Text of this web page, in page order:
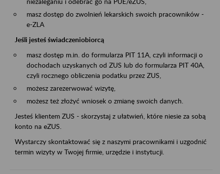
masz dostęp do zwolnień lekarskich swoich pracowników -
e-ZLA
Jeśli jesteś świadczeniobiorcą
masz dostęp m.in. do formularza PIT 11A, czyli informacji o
dochodach uzyskanych od ZUS lub do formularza PIT 40A,
czyli rocznego obliczenia podatku przez ZUS,
możesz zarezerwować wizytę,
możesz też złożyć wniosek o zmianę swoich danych.
Jesteś klientem ZUS - skorzystaj z ułatwień, które niesie za sobą
konto na eZUS.
Wystarczy skontaktować się z naszymi pracownikami i uzgodnić
termin wizyty w Twojej firmie, urzędzie i instytucji.